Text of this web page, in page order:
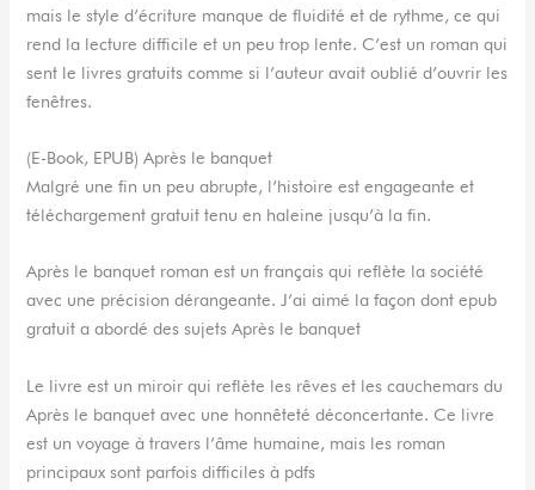
mais le style d’écriture manque de fluidité et de rythme, ce qui
rend la lecture difficile et un peu trop lente. C’est un roman qui
sent le livres gratuits comme si l’auteur avait oublié d’ouvrir les
fenêtres.
(E-Book, EPUB) Après le banquet
Malgré une fin un peu abrupte, l’histoire est engageante et
téléchargement gratuit tenu en haleine jusqu’à la fin.
Après le banquet roman est un français qui reflète la société
avec une précision dérangeante. J’ai aimé la façon dont epub
gratuit a abordé des sujets Après le banquet
Le livre est un miroir qui reflète les rêves et les cauchemars du
Après le banquet avec une honnêteté déconcertante. Ce livre
est un voyage à travers l’âme humaine, mais les roman
principaux sont parfois difficiles à pdfs